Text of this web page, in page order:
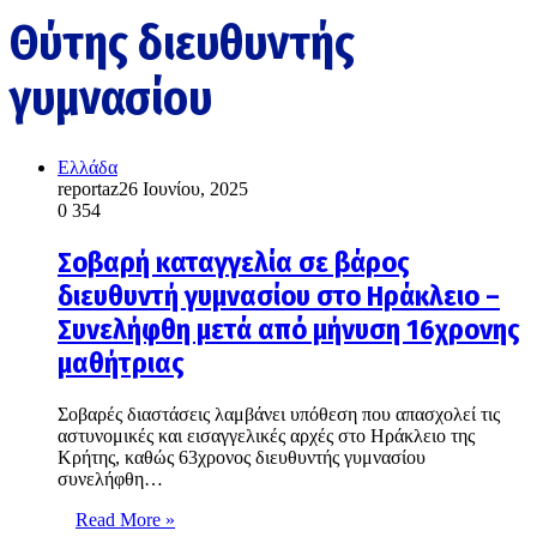
Θύτης διευθυντής
γυμνασίου
Ελλάδα
reportaz26 Ιουνίου, 2025
0 354
Σοβαρή καταγγελία σε βάρος
διευθυντή γυμνασίου στο Ηράκλειο –
Συνελήφθη μετά από μήνυση 16χρονης
μαθήτριας
Σοβαρές διαστάσεις λαμβάνει υπόθεση που απασχολεί τις
αστυνομικές και εισαγγελικές αρχές στο Ηράκλειο της
Κρήτης, καθώς 63χρονος διευθυντής γυμνασίου
συνελήφθη…
Read More »